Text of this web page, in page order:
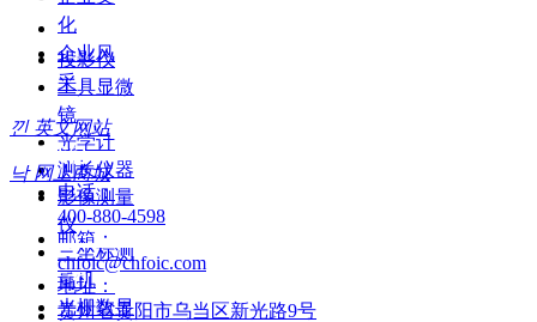
化
企业风
采
投影仪
工具显微
镜
光学计
测长仪器
影像测量
仪
三坐标测
量机
光栅数显
新天产品
낀 英文网站
낙 网上商城
联系我们
电话：
400-880-4598
邮箱：
chfoic@chfoic.com
地址：
贵州省贵阳市乌当区新光路9号